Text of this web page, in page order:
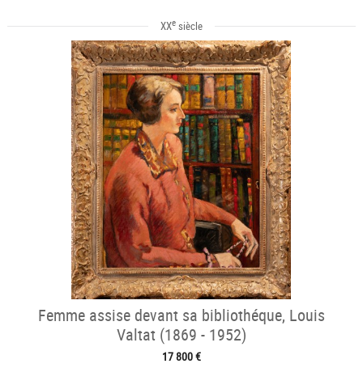
XXesiècle
Femme assise devant sa bibliothéque, Louis
Valtat (1869 - 1952)
17 800 €